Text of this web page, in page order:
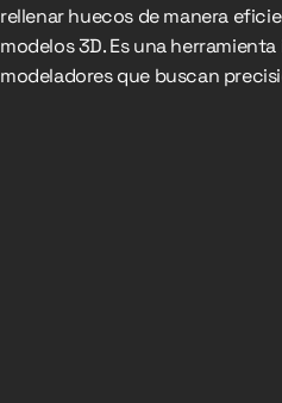
rellenar huecos de manera
modelos 3D. Es una
modeladores que buscan